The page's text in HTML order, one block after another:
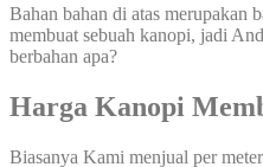
Bahan bahan di atas merupakan
membuat sebuah kanopi, jadi
berbahan apa?
Harga Kanopi
Biasanya Kami menjual per